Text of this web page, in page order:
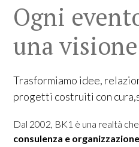
Ogni
una visione
Trasformiamo idee,
progetti costruiti con
Dal 2002, BK1 è una realtà
consulenza e